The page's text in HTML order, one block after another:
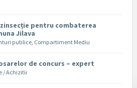
pentru combaterea
Jilava
publice, Compartiment Mediu
de concurs – expert
/ Achizitii